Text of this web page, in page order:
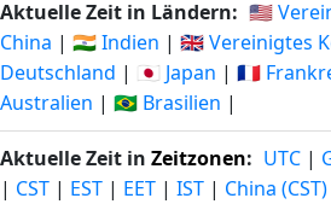
Aktuelle Zeit in Ländern: 🇺🇸
China | 🇮🇳 Indien | 🇬🇧 Vereinigtes
Deutschland | 🇯🇵 Japan | 🇫🇷
Australien | 🇧🇷 Brasilien |
Aktuelle Zeit in Zeitzonen: UTC |
| CST | EST | EET | IST | China (CST)